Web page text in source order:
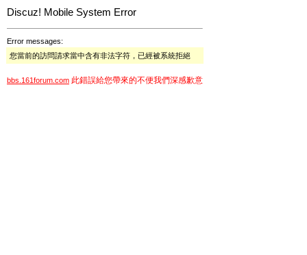
Discuz! Mobile System Error
Error messages:
您當前的訪問請求當中含有非法字符，已經被系統拒絕
bbs.161forum.com 此錯誤給您帶來的不便我們深感歉意